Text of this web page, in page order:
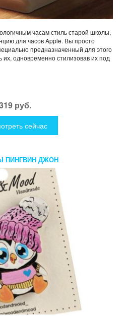
часам стиль старой школы,
​​для часов Apple. Вы просто
предназначенный для этого
одновременно стилизовав их под
руб.
сейчас
ПИНГВИН ДЖОН